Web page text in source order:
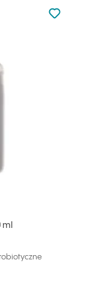
Nie dodano
Dodaj do